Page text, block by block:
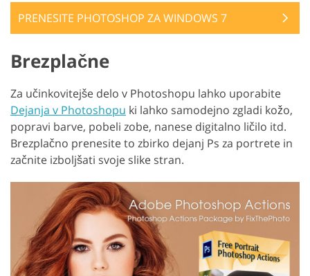
PRENESITE PHOTOSHOP ZA WINDOWS 7
Brezplačne
Za učinkovitejše delo v Photoshopu lahko uporabite
Dejanja v Photoshopu ki lahko samodejno zgladi kožo,
popravi barve, pobeli zobe, nanese digitalno ličilo itd.
Brezplačno prenesite to zbirko dejanj Ps za portrete in
začnite izboljšati svoje slike stran.